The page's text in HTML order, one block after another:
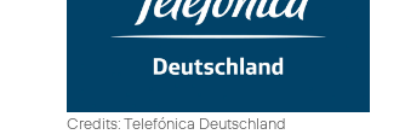
Credits: Telefónica Deutschland